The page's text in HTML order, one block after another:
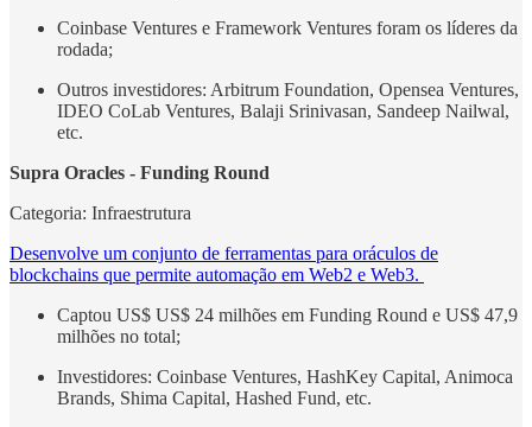
Coinbase Ventures e Framework Ventures foram os líderes da
rodada;
Outros investidores: Arbitrum Foundation, Opensea Ventures,
IDEO CoLab Ventures, Balaji Srinivasan, Sandeep Nailwal,
etc.
Supra Oracles - Funding Round
Categoria: Infraestrutura
Desenvolve um conjunto de ferramentas para oráculos de
blockchains que permite automação em Web2 e Web3.
Captou US$ US$ 24 milhões em Funding Round e US$ 47,9
milhões no total;
Investidores: Coinbase Ventures, HashKey Capital, Animoca
Brands, Shima Capital, Hashed Fund, etc.